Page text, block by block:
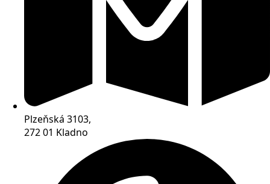
Plzeňská 3103,
272 01 Kladno